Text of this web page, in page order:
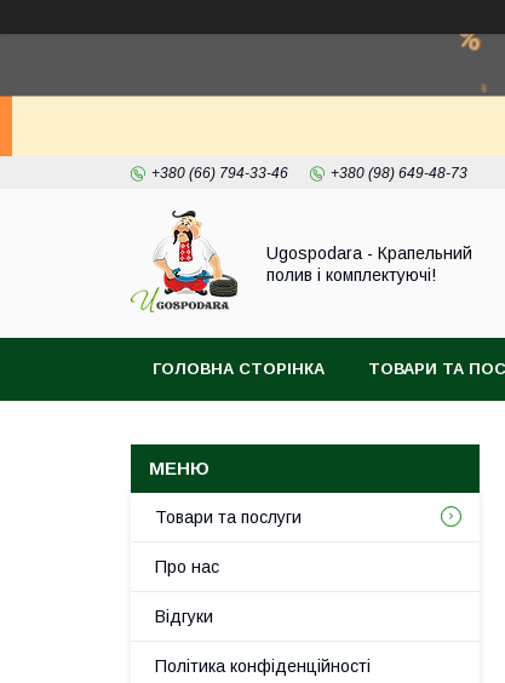
+380 (66) 794-33-46 +380 (98) 649-48-73
Ugospodara - Крапельний
полив і комплектуючі!
ГОЛОВНА СТОРІНКА ТОВАРИ ТА
Товари та послуги
Про нас
Відгуки
Політика конфіденційності